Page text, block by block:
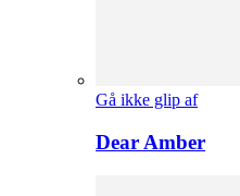
Gå ikke glip af
Dear Amber